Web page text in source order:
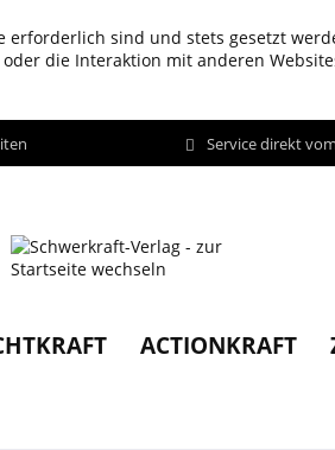
sind und stets gesetzt
die Interaktion mit anderen
Service direkt
ACTIONKRAFT